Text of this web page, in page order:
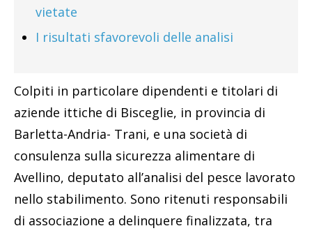
vietate
I risultati sfavorevoli delle analisi
Colpiti in particolare dipendenti e titolari di
aziende ittiche di Bisceglie, in provincia di
Barletta-Andria- Trani, e una società di
consulenza sulla sicurezza alimentare di
Avellino, deputato all’analisi del pesce lavorato
nello stabilimento. Sono ritenuti responsabili
di associazione a delinquere finalizzata, tra